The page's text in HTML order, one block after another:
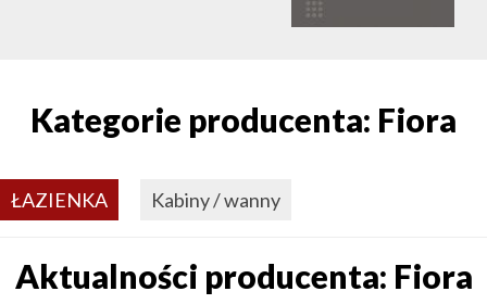
Kategorie producenta: Fiora
ŁAZIENKA Kabiny / wanny
Aktualności producenta: Fiora